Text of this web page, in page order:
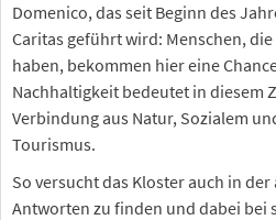
Domenico, das seit Beginn des
Caritas geführt wird: Menschen,
haben, bekommen hier eine
Nachhaltigkeit bedeutet in diesem
Verbindung aus Natur, Sozialem
Tourismus.
So versucht das Kloster auch in
Antworten zu finden und dabei bei